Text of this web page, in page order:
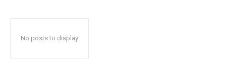
No posts to display